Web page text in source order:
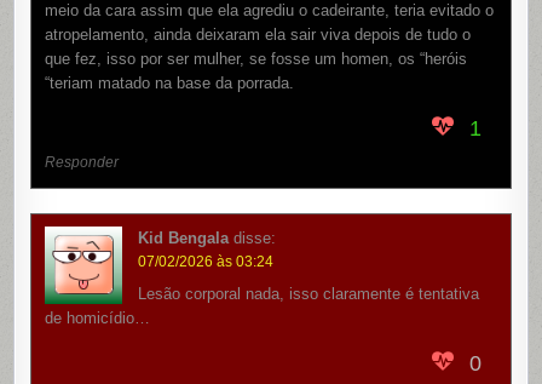
meio da cara assim que ela agrediu o cadeirante, teria evitado o
atropelamento, ainda deixaram ela sair viva depois de tudo o
que fez, isso por ser mulher, se fosse um homen, os “heróis
“teriam matado na base da porrada.
1
Responder
Kid Bengala disse:
07/02/2026 às 03:24
Lesão corporal nada, isso claramente é tentativa
de homicídio…
0